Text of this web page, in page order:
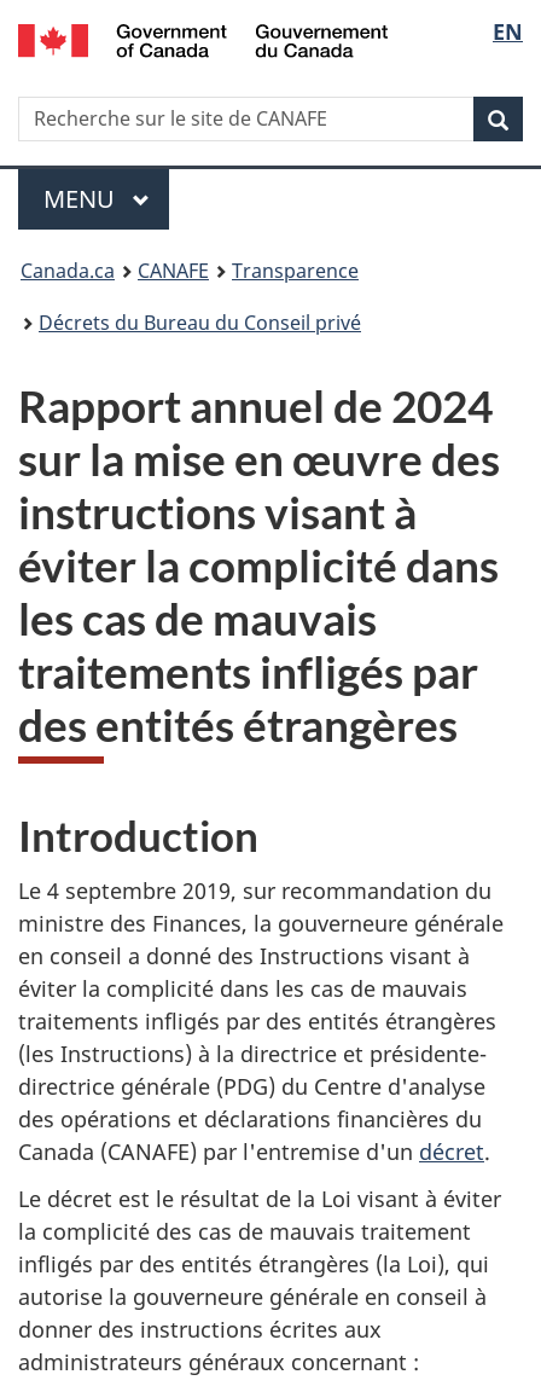
Passer
au
principal
Passer
à
sujet
du
gouvernement
Passer
à
version
HTML
simplifiée
de
la
EN
Recherche
Recherche
sur
le
site
Menu
MENU PRINCIPAL
Vous
êtes
Canada.ca CANAFE
Transparence
Décrets du Bureau du Conseil privé
Rapport annuel de 2024
sur la mise en œuvre des
instructions visant à
éviter la complicité dans
les cas de mauvais
traitements infligés par
des entités étrangères
Introduction
Le 4 septembre 2019, sur recommandation du
ministre des Finances, la gouverneure générale
en conseil a donné des Instructions visant à
éviter la complicité dans les cas de mauvais
traitements infligés par des entités étrangères
(les Instructions) à la directrice et présidente-
directrice générale (PDG) du Centre d'analyse
des opérations et déclarations financières du
Canada (CANAFE) par l'entremise d'un décret.
Le décret est le résultat de la Loi visant à éviter
la complicité des cas de mauvais traitement
infligés par des entités étrangères (la Loi), qui
autorise la gouverneure générale en conseil à
donner des instructions écrites aux
administrateurs généraux concernant :